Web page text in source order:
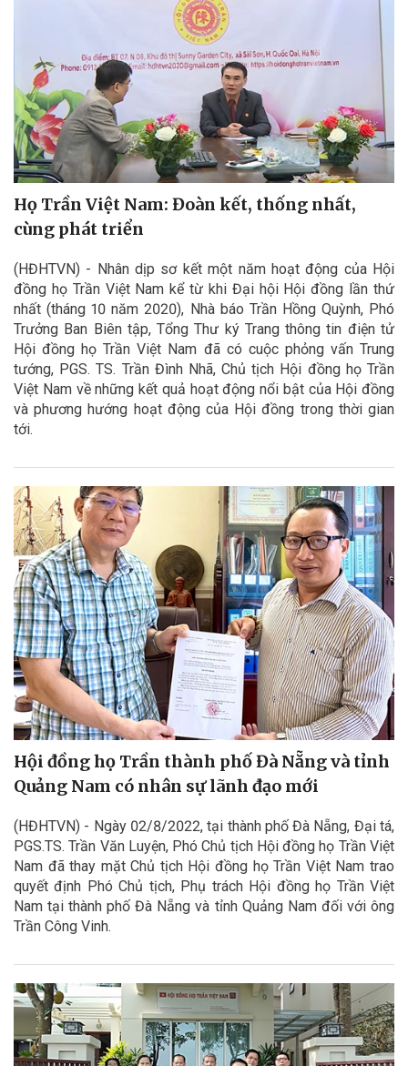
Họ Trần Việt Nam: Đoàn kết, thống nhất,
cùng phát triển
(HĐHTVN) - Nhân dịp sơ kết một năm hoạt động của Hội
đồng họ Trần Việt Nam kể từ khi Đại hội Hội đồng lần thứ
nhất (tháng 10 năm 2020), Nhà báo Trần Hồng Quỳnh, Phó
Trưởng Ban Biên tập, Tổng Thư ký Trang thông tin điện tử
Hội đồng họ Trần Việt Nam đã có cuộc phỏng vấn Trung
tướng, PGS. TS. Trần Đình Nhã, Chủ tịch Hội đồng họ Trần
Việt Nam về những kết quả hoạt động nổi bật của Hội đồng
và phương hướng hoạt động của Hội đồng trong thời gian
tới.
Hội đồng họ Trần thành phố Đà Nẵng và tỉnh
Quảng Nam có nhân sự lãnh đạo mới
(HĐHTVN) - Ngày 02/8/2022, tại thành phố Đà Nẵng, Đại tá,
PGS.TS. Trần Văn Luyện, Phó Chủ tịch Hội đồng họ Trần Việt
Nam đã thay mặt Chủ tịch Hội đồng họ Trần Việt Nam trao
quyết định Phó Chủ tịch, Phụ trách Hội đồng họ Trần Việt
Nam tại thành phố Đà Nẵng và tỉnh Quảng Nam đối với ông
Trần Công Vinh.